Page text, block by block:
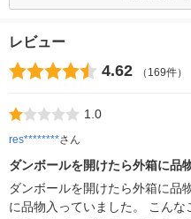
レビュー
4.62 （169件）
1.0
res********さん
ダンボールを開けたら外箱に品
ダンボールを開けたら外箱に品
に品物入っていました。 こん